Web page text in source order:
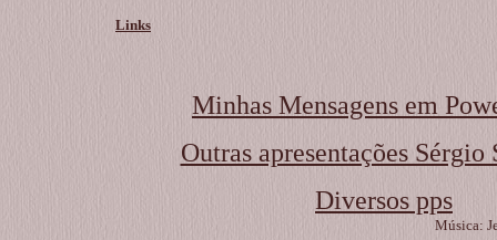
Links
Minhas Mensagens em
Outras apresentações
Diversos pps
Música: